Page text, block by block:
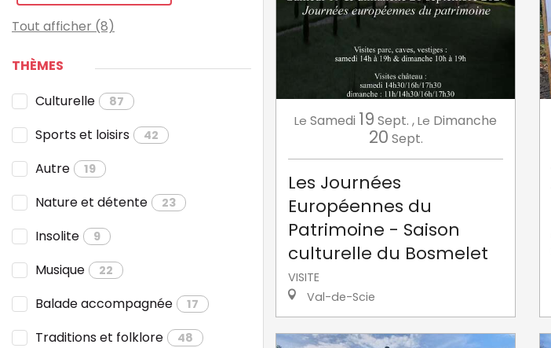
Tout afficher (8)
THÈMES
Culturelle
87
Sports et loisirs 42
Autre 19
Nature et détente 23
Insolite 9
Musique 22
Balade accompagnée 17
Traditions et folklore 48
Le Samedi 19 Sept. ,Le Dimanche
20 Sept.
Les Journées
Européennes du
Patrimoine - Saison
culturelle du Bosmelet
VISITE
Val-de-Scie